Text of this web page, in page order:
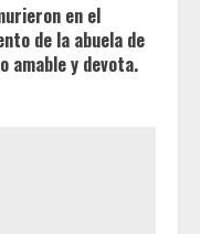
en el
de la abuela de
amable y devota.